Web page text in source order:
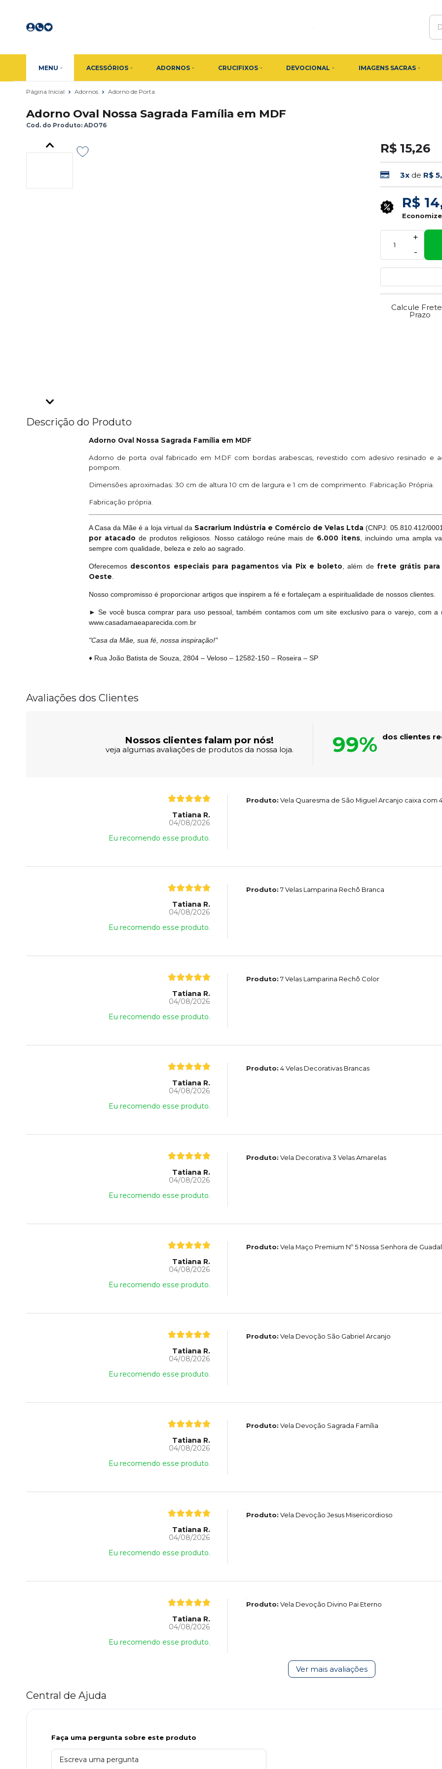
MENU ACESSÓRIOS ADORNOS CRUCIFIXOS DEVOCIONAL IMAGENS SACRAS
Página Inicial Adornos Adorno de Porta
Adorno Oval Nossa Sagrada Família em MDF
Cod. do Produto: ADO76
R$ 15,26
3x de R$
R$
Economize
-
+
Calcule
Prazo
Descrição do Produto
Adorno Oval Nossa Sagrada Família em MDF
Adorno de porta oval fabricado em MDF com bordas arabescas, revestido com adesivo resinado e
pompom.
Dimensões aproximadas: 30 cm de altura 10 cm de largura e 1 cm de comprimento. Fabricação Própria.
Fabricação própria.
A Casa da Mãe é a loja virtual da Sacrarium Indústria e Comércio de Velas Ltda (CNPJ: 05.810.412/
por atacado de produtos religiosos. Nosso catálogo reúne mais de 6.000 itens , incluindo uma ampla
sempre com qualidade, beleza e zelo ao sagrado.
Oferecemos descontos especiais para pagamentos via Pix e boleto , além de frete grátis para
Oeste
Nosso compromisso é proporcionar artigos que inspirem a fé e fortaleçam a espiritualidade de nossos clientes.
► Se você busca comprar para uso pessoal, também contamos com um site exclusivo para o varejo, com a
www.casadamaeaparecida.com.br
"Casa da Mãe, sua fé, nossa inspiração!"
♦ Rua João Batista de Souza, 2804 – Veloso – 12582-150 – Roseira – SP
Avaliações dos Clientes
Nossos clientes falam por nós!
veja algumas avaliações de produtos da nossa loja. 99% dos clientes
Tatiana R.
04/08/2026
Eu recomendo esse produto.
Produto: Vela Quaresma de São Miguel Arcanjo caixa com
Tatiana R.
04/08/2026
Eu recomendo esse produto.
Produto: 7 Velas Lamparina Rechô Branca
Tatiana R.
04/08/2026
Eu recomendo esse produto.
Produto: 7 Velas Lamparina Rechô Color
Tatiana R.
04/08/2026
Eu recomendo esse produto.
Produto: 4 Velas Decorativas Brancas
Tatiana R.
04/08/2026
Eu recomendo esse produto.
Produto: Vela Decorativa 3 Velas Amarelas
Tatiana R.
04/08/2026
Eu recomendo esse produto.
Produto: Vela Maço Premium Nº 5 Nossa Senhora de
Tatiana R.
04/08/2026
Eu recomendo esse produto.
Produto: Vela Devoção São Gabriel Arcanjo
Tatiana R.
04/08/2026
Eu recomendo esse produto.
Produto: Vela Devoção Sagrada Família
Tatiana R.
04/08/2026
Eu recomendo esse produto.
Produto: Vela Devoção Jesus Misericordioso
Tatiana R.
04/08/2026
Eu recomendo esse produto.
Produto: Vela Devoção Divino Pai Eterno
Ver mais avaliações
Central de Ajuda
Faça uma pergunta sobre este produto